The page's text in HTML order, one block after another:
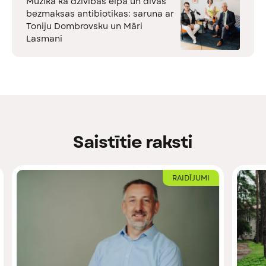
bezmaksas antibiotikas: saruna ar
Toniju Dombrovsku un Māri
Lasmani
Saistītie raksti
RAIDĪJUMI